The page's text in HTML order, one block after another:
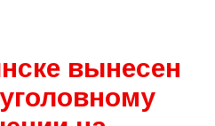
вынесен